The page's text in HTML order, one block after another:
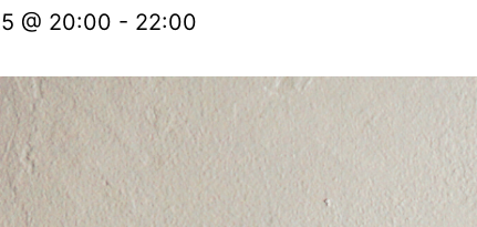
@ 20:00 - 22:00